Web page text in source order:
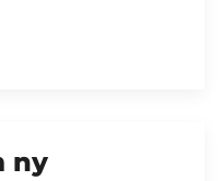
ny